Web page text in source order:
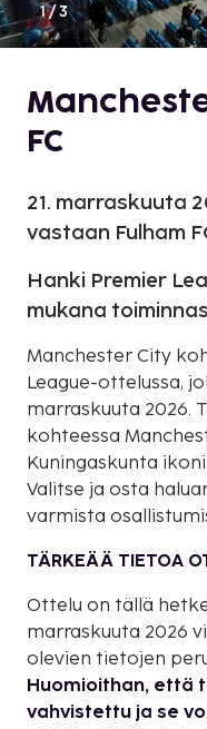
1/3
FC
21. marraskuuta
vastaan Fulham
Hanki Premier
mukana
Manchester City
League-ottelussa,
marraskuuta 2026.
kohteessa
Kuningaskunta
Valitse ja osta
varmista
TÄRKEÄÄ TIETOA
Ottelu on tällä
marraskuuta 2026
olevien tietojen
Huomioithan, että
vahvistettu ja se